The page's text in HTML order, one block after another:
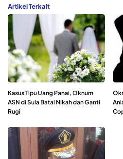
Artikel Terkait
Kasus Tipu Uang Panai, Oknum
ASN di Sula Batal Nikah dan Ganti
Rugi